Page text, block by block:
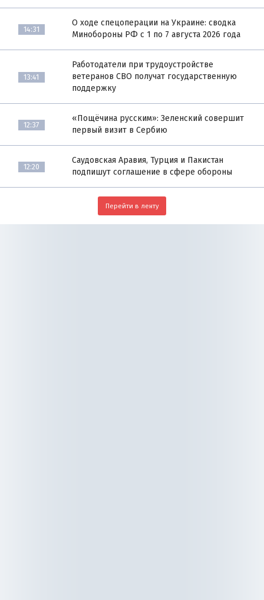
14:31
О ходе спецоперации на Украине: сводка
Минобороны РФ с 1 по 7 августа 2026 года
13:41
Работодатели при трудоустройстве
ветеранов СВО получат государственную
поддержку
12:37
«Пощёчина русским»: Зеленский совершит
первый визит в Сербию
12:20
Саудовская Аравия, Турция и Пакистан
подпишут соглашение в сфере обороны
Перейти в ленту